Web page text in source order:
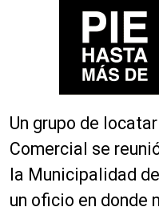
Un grupo de
Comercial se
la Municipalidad
un oficio en donde